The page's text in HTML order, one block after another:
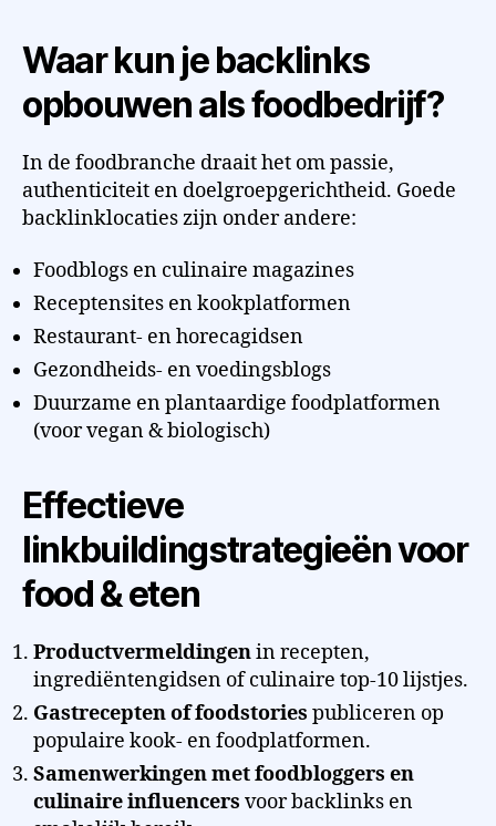
Waar kun je backlinks
opbouwen als foodbedrijf?
In de foodbranche draait het om passie,
authenticiteit en doelgroepgerichtheid. Goede
backlinklocaties zijn onder andere:
Foodblogs en culinaire magazines
Receptensites en kookplatformen
Restaurant- en horecagidsen
Gezondheids- en voedingsblogs
Duurzame en plantaardige foodplatformen
(voor vegan & biologisch)
Effectieve
linkbuildingstrategieën voor
food & eten
Productvermeldingenin recepten,
ingrediëntengidsen of culinaire top-10 lijstjes.
Gastrecepten of foodstories publiceren op
populaire kook- en foodplatformen.
Samenwerkingen met foodbloggers en
culinaire influencers voor backlinks en